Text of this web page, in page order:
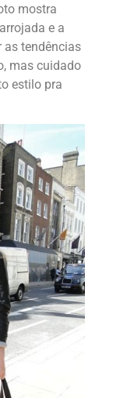
mostra
e a
tendências
mas cuidado
estilo pra